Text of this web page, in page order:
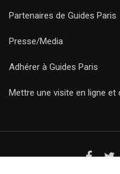
Partenaires de Guides Paris
Presse/Media
Adhérer à Guides Paris
Mettre une visite en ligne